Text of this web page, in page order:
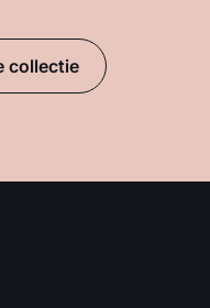
collectie